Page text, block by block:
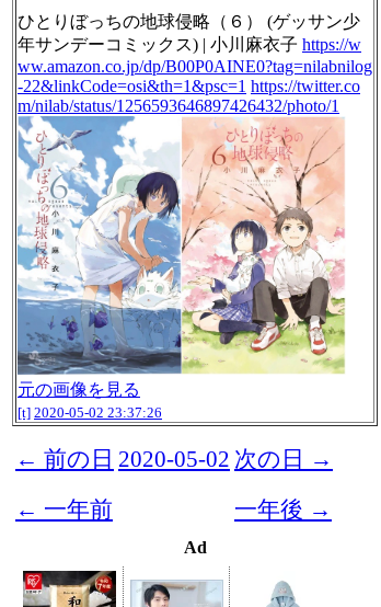
ひとりぼっちの地球侵略（６） (ゲッサン少
年サンデーコミックス) | 小川麻衣子 https://w
ww.amazon.co.jp/dp/B00P0AINE0?tag=nilabnilog
-22&linkCode=osi&th=1&psc=1 https://twitter.co
m/nilab/status/1256593646897426432/photo/1
元の画像を見る
[t] 2020-05-02 23:37:26
← 前の日 2020-05-02 次の日 →
← 一年前
一年後 →
Ad